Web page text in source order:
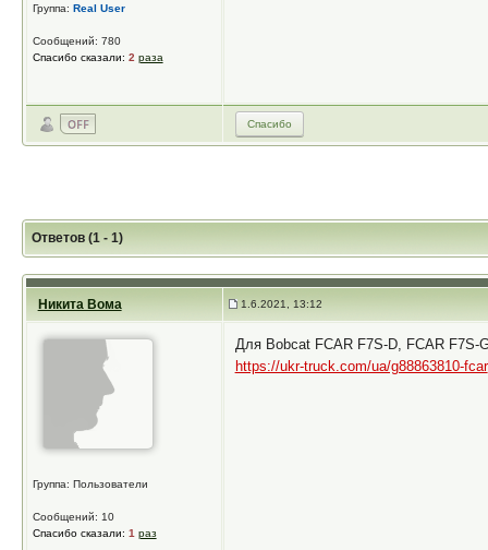
Группа: Real User
Сообщений: 780
Спасибо сказали: 2 раза
Спасибо
Ответов (1 - 1)
Никита Вома 1.6.2021, 13:12
Группа: Пользователи
Сообщений: 10
Спасибо сказали: 1 раз
Для Bobcat FCAR F7S-D, FCAR F7S-
https://ukr-truck.com/ua/g88863810-fcar